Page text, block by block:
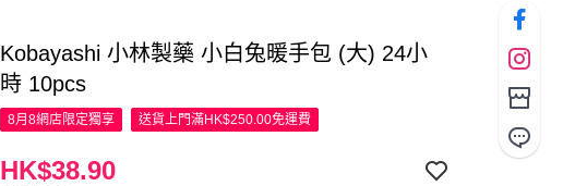
Kobayashi 小林製藥 小白兔暖手包 (大) 24小
時 10pcs
8月8網店限定獨享 送貨上門滿HK$250.00免運費
HK$38.90